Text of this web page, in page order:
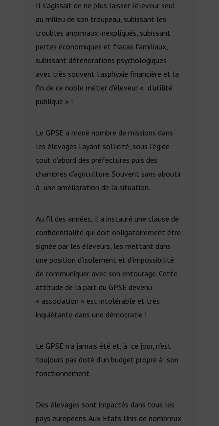
Il s’agissait de ne plus laisser l’éleveur seul
au milieu de son troupeau, subissant les
troubles anormaux inexpliqués, subissant
pertes économiques et fracas familiaux,
subissant détériorations psychologiques
avec très souvent l’asphyxie financière et la
fin de ce noble métier d’éleveur « d’utilité
publique » !
Le GPSE a mené nombre de missions dans
les élevages l’ayant sollicité, sous l’égide
tout d’abord des préfectures puis des
chambres d’agriculture. Souvent sans aboutir
à une amélioration de la situation.
Au fil des années, il a instauré une clause de
confidentialité qui doit obligatoirement ètre
signée par les éleveurs, les mettant dans
une position d’isolement et d’impossibilité
de communiquer avec son entourage. Cette
attitude de la part du GPSE devenu
« association » est intolérable et très
inquiétante dans une démocratie !
Le GPSE n’a jamais été et, à ce jour, n’est
toujours pas doté d’un budget propre à son
fonctionnement.
Des élevages sont impactés dans tous les
pays européens. Aux Etats Unis de nombreux